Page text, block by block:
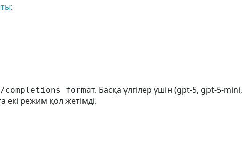
:
formaт. Басқа үлгілер үшін (gpt-5, gpt-5-mini,
екі режим қол жетімді.